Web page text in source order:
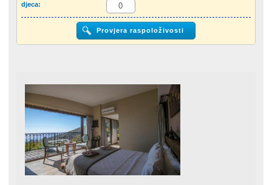
Druga država
djeca: